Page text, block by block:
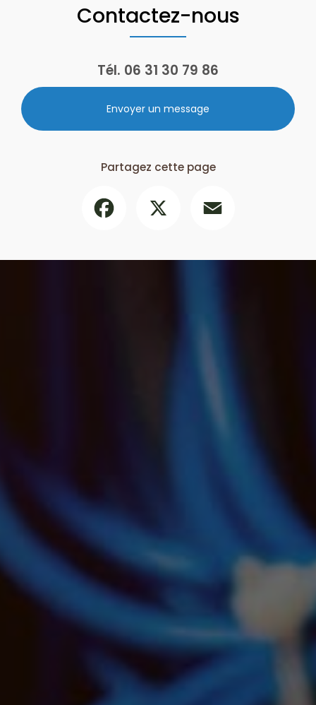
Contactez-nous
Tél. 06 31 30 79 86
Envoyer un message
Partagez cette page